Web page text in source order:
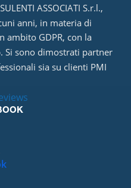
ASSOCIATI S.r.l.,
anni, in materia di
ambito GDPR, con la
Si sono dimostrati partner
sia su clienti PMI